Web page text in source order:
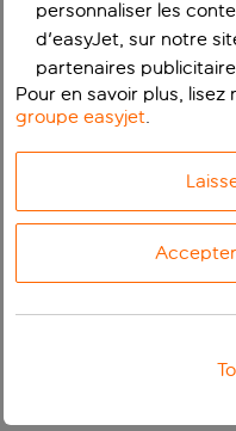
personnaliser les
d'easyJet, sur notre
partenaires
Pour en savoir plus, lisez
groupe easyjet.